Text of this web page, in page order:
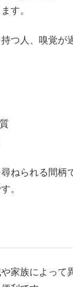
す。
つ人、嗅覚が
ねられる間柄
。
家族によって